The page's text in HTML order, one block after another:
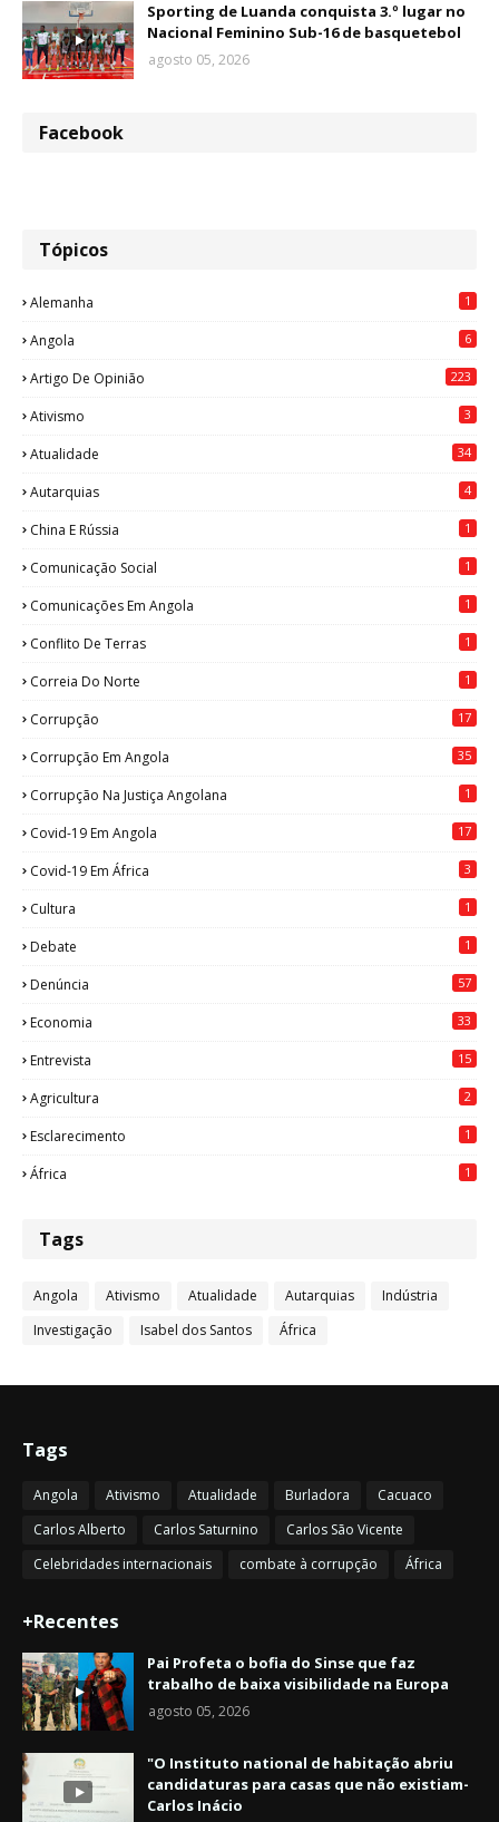
Sporting de Luanda conquista 3.º lugar no
Nacional Feminino Sub-16 de basquetebol
agosto 05, 2026
Facebook
Tópicos
Alemanha 1
Angola 6
Artigo De Opinião 223
Ativismo 3
Atualidade 34
Autarquias 4
China E Rússia 1
Comunicação Social 1
Comunicações Em Angola 1
Conflito De Terras 1
Correia Do Norte 1
Corrupção 17
Corrupção Em Angola 35
Corrupção Na Justiça Angolana 1
Covid-19 Em Angola 17
Covid-19 Em África 3
Cultura 1
Debate 1
Denúncia 57
Economia 33
Entrevista 15
Agricultura 2
Esclarecimento 1
África 1
Tags
Angola Ativismo Atualidade Autarquias
Indústria
Investigação
Isabel dos Santos África
Tags
Angola Ativismo Atualidade Burladora
Cacuaco
Carlos Alberto
Carlos Saturnino
Carlos São Vicente
Celebridades internacionais
combate à corrupção África
+Recentes
Pai Profeta o bofia do Sinse que faz
trabalho de baixa visibilidade na Europa
agosto 05, 2026
"O Instituto national de habitação abriu
candidaturas para casas que não existiam-
Carlos Inácio